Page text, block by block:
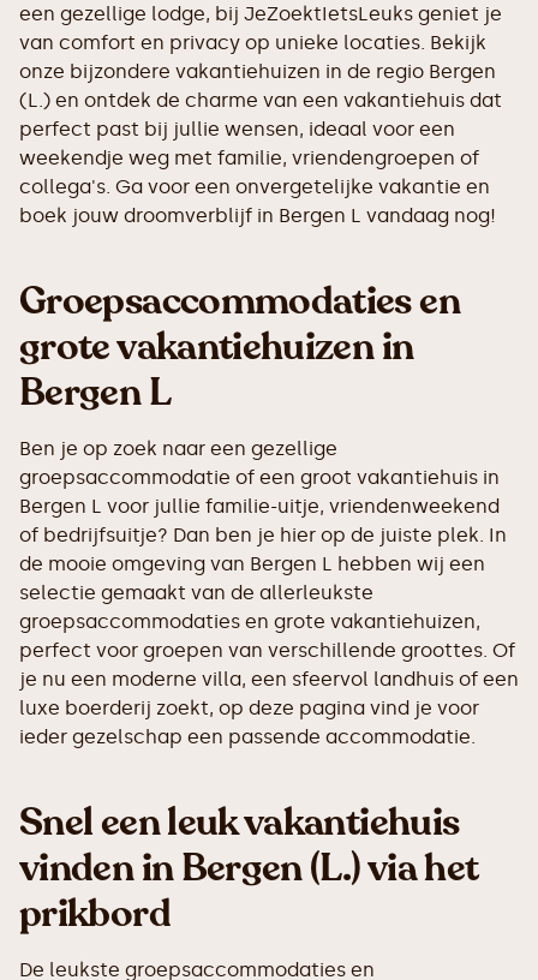
een gezellige lodge, bij JeZoektIetsLeuks geniet je
van comfort en privacy op unieke locaties. Bekijk
onze bijzondere vakantiehuizen in de regio Bergen
(L.) en ontdek de charme van een vakantiehuis dat
perfect past bij jullie wensen, ideaal voor een
weekendje weg met familie, vriendengroepen of
collega's. Ga voor een onvergetelijke vakantie en
boek jouw droomverblijf in Bergen L vandaag nog!
Groepsaccommodaties en
grote vakantiehuizen in
Bergen L
Ben je op zoek naar een gezellige
groepsaccommodatie of een groot vakantiehuis in
Bergen L voor jullie familie-uitje, vriendenweekend
of bedrijfsuitje? Dan ben je hier op de juiste plek. In
de mooie omgeving van Bergen L hebben wij een
selectie gemaakt van de allerleukste
groepsaccommodaties en grote vakantiehuizen,
perfect voor groepen van verschillende groottes. Of
je nu een moderne villa, een sfeervol landhuis of een
luxe boerderij zoekt, op deze pagina vind je voor
ieder gezelschap een passende accommodatie.
Snel een leuk vakantiehuis
vinden in Bergen (L.) via het
prikbord
De leukste groepsaccommodaties en